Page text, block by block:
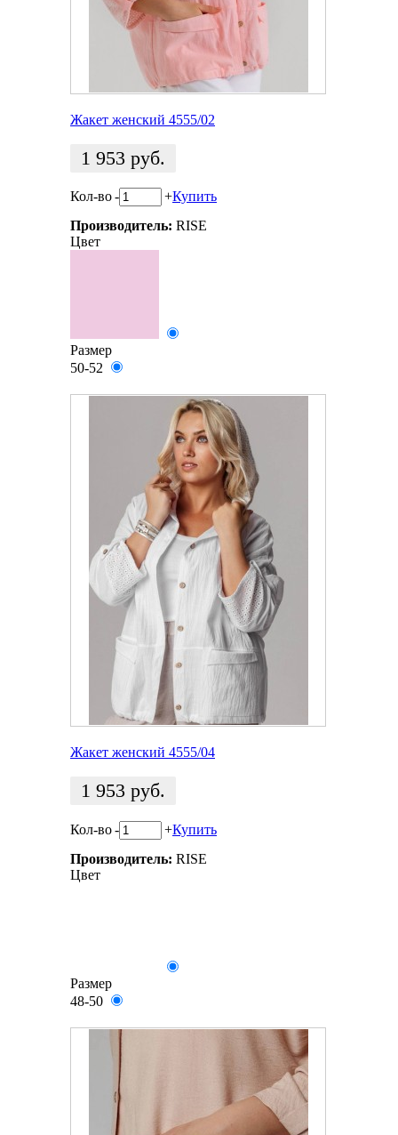
Жакет женский 4555/02
1 953 руб.
Кол-во- +Купить
Производитель: RISE
Цвет
Размер
50-52
Жакет женский 4555/04
1 953 руб.
Кол-во- +Купить
Производитель: RISE
Цвет
Размер
48-50